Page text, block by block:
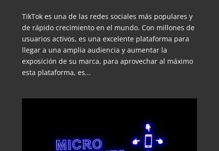
TikTok es una de las redes sociales más populares y
de rápido crecimiento en el mundo. Con millones de
usuarios activos, es una excelente plataforma para
llegar a una amplia audiencia y aumentar la
exposición de su marca, para aprovechar al máximo
esta plataforma, es...